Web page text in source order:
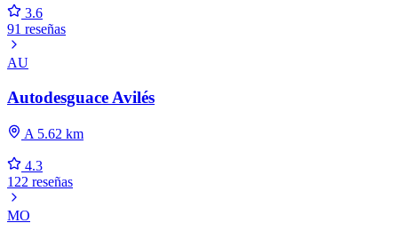
3.6
91 reseñas
AU
Autodesguace Avilés
A 5.62 km
4.3
122 reseñas
MO